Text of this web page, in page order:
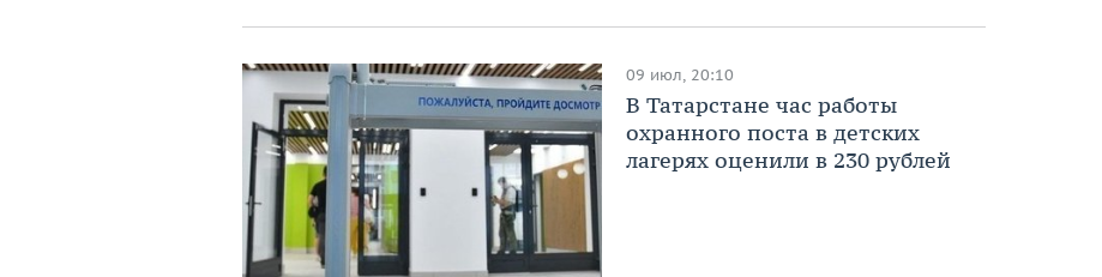
09 июл, 20:10
В Татарстане час работы
охранного поста в детских
лагерях оценили в 230 рублей